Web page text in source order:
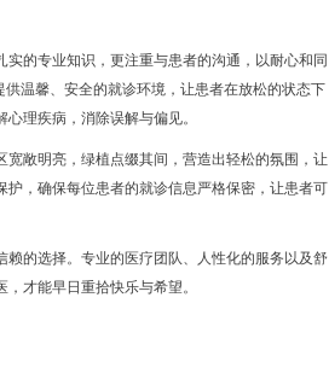
的专业知识，更注重与患者的沟通，以耐心和同
温馨、安全的就诊环境，让患者在放松的状态下
理疾病，消除误解与偏见。
敞明亮，绿植点缀其间，营造出轻松的氛围，让
，确保每位患者的就诊信息严格保密，让患者可
的选择。专业的医疗团队、人性化的服务以及舒
才能早日重拾快乐与希望。